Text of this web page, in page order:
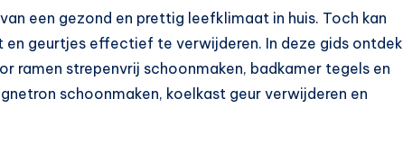
een gezond en prettig leefklimaat in huis. Toch kan
en geurtjes effectief te verwijderen. In deze gids ontdek
ramen strepenvrij schoonmaken, badkamer tegels en
schoonmaken, koelkast geur verwijderen en